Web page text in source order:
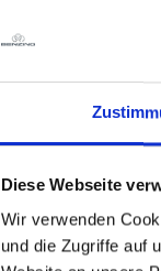
Diese Webseite
Wir verwenden
und die Zugriffe auf